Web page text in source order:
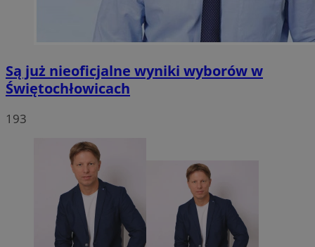
Są już nieoficjalne wyniki wyborów w
Świętochłowicach
193